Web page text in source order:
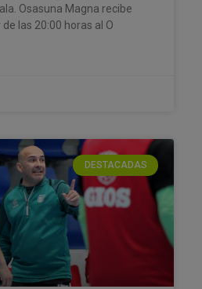
Osasuna Magna recibe
las 20:00 horas al O
DESTACADAS